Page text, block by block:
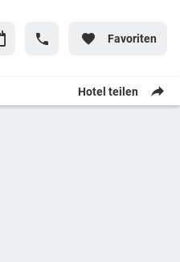
Favoriten
Hotel teilen